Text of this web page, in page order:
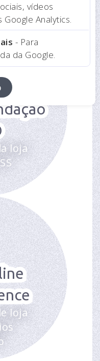
loja
loja
vídeos
Analytics.
- Para
da Google.